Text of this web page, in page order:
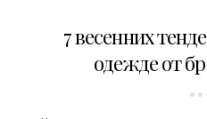
7 весенних
одежде от